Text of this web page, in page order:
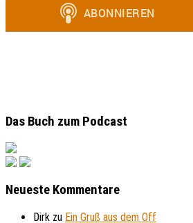
Das Buch zum Podcast
Neueste Kommentare
Dirk zu Ein Gruß aus dem Off